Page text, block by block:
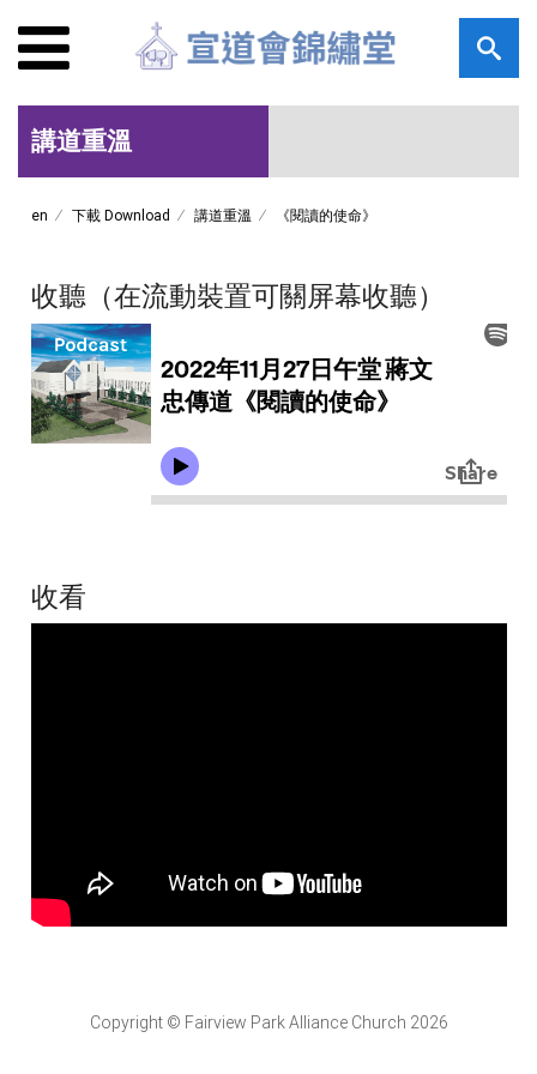
講道重溫
en 下載 Download 講道重溫 《閱讀的使命》
收聽（在流動裝置可關屏幕收聽）
收看
Copyright © Fairview Park Alliance Church 2026